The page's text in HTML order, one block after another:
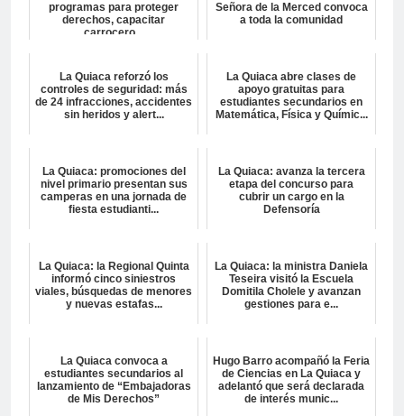
programas para proteger
derechos, capacitar
carrocero...
Señora de la Merced convoca
a toda la comunidad
La Quiaca reforzó los
controles de seguridad: más
de 24 infracciones, accidentes
sin heridos y alert...
La Quiaca abre clases de
apoyo gratuitas para
estudiantes secundarios en
Matemática, Física y Químic...
La Quiaca: promociones del
nivel primario presentan sus
camperas en una jornada de
fiesta estudianti...
La Quiaca: avanza la tercera
etapa del concurso para
cubrir un cargo en la
Defensoría
La Quiaca: la Regional Quinta
informó cinco siniestros
viales, búsquedas de menores
y nuevas estafas...
La Quiaca: la ministra Daniela
Teseira visitó la Escuela
Domitila Cholele y avanzan
gestiones para e...
La Quiaca convoca a
estudiantes secundarios al
lanzamiento de “Embajadoras
de Mis Derechos”
Hugo Barro acompañó la Feria
de Ciencias en La Quiaca y
adelantó que será declarada
de interés munic...